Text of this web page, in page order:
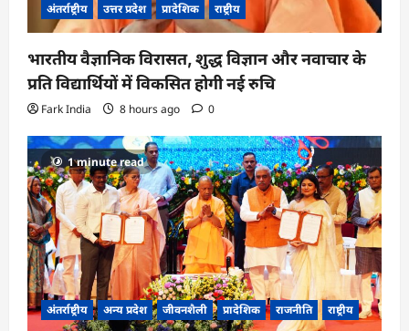
अंतर्राष्ट्रीय उत्तर प्रदेश प्रादेशिक राष्ट्रीय
भारतीय वैज्ञानिक विरासत, शुद्ध विज्ञान और नवाचार के
प्रति विद्यार्थियों में विकसित होगी नई रुचि
Fark India 8 hours ago 0
1 minute read
अंतर्राष्ट्रीय अन्य प्रदेश जीवनशैली प्रादेशिक राजनीति राष्ट्रीय